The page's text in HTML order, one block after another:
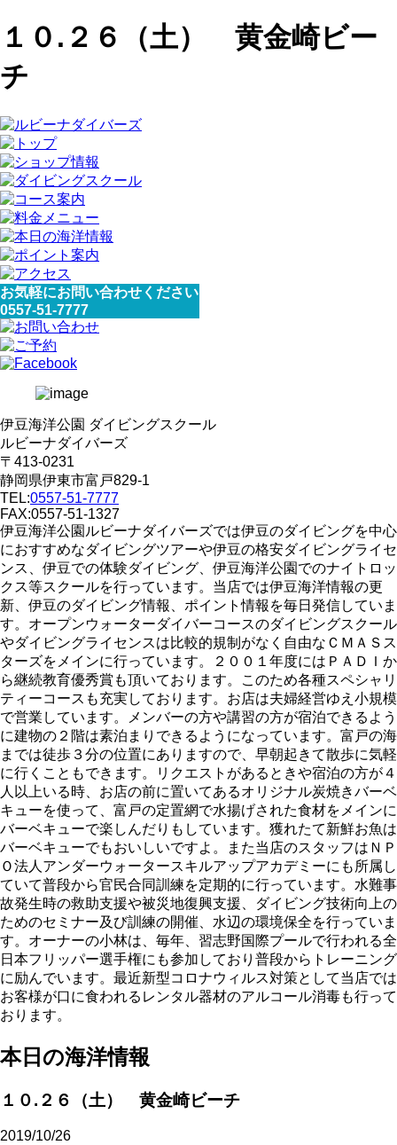
１０.２６（土） 黄金崎ビー
チ
お気軽にお問い合わせください
0557-51-7777
伊豆海洋公園 ダイビングスクール
ルビーナダイバーズ
〒413-0231
静岡県伊東市富戸829-1
TEL:0557-51-7777
FAX:0557-51-1327
伊豆海洋公園ルビーナダイバーズでは伊豆のダイビングを中心
におすすめなダイビングツアーや伊豆の格安ダイビングライセ
ンス、伊豆での体験ダイビング、伊豆海洋公園でのナイトロッ
クス等スクールを行っています。当店では伊豆海洋情報の更
新、伊豆のダイビング情報、ポイント情報を毎日発信していま
す。オープンウォーターダイバーコースのダイビングスクール
やダイビングライセンスは比較的規制がなく自由なＣＭＡＳス
ターズをメインに行っています。２００１年度にはＰＡＤＩか
ら継続教育優秀賞も頂いております。このため各種スペシャリ
ティーコースも充実しております。お店は夫婦経営ゆえ小規模
で営業しています。メンバーの方や講習の方が宿泊できるよう
に建物の２階は素泊まりできるようになっています。富戸の海
までは徒歩３分の位置にありますので、早朝起きて散歩に気軽
に行くこともできます。リクエストがあるときや宿泊の方が４
人以上いる時、お店の前に置いてあるオリジナル炭焼きバーベ
キューを使って、富戸の定置網で水揚げされた食材をメインに
バーベキューで楽しんだりもしています。獲れたて新鮮お魚は
バーベキューでもおいしいですよ。また当店のスタッフはＮＰ
Ｏ法人アンダーウォータースキルアップアカデミーにも所属し
ていて普段から官民合同訓練を定期的に行っています。水難事
故発生時の救助支援や被災地復興支援、ダイビング技術向上の
ためのセミナー及び訓練の開催、水辺の環境保全を行っていま
す。オーナーの小林は、毎年、習志野国際プールで行われる全
日本フリッパー選手権にも参加しており普段からトレーニング
に励んでいます。最近新型コロナウィルス対策として当店では
お客様が口に食われるレンタル器材のアルコール消毒も行って
おります。
本日の海洋情報
１０.２６（土） 黄金崎ビーチ
2019/10/26